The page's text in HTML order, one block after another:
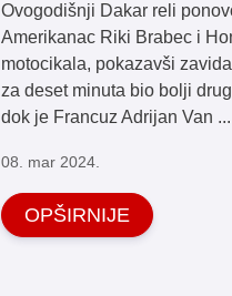
Ovogodišnji Dakar reli
Amerikanac Riki Brabec i
motocikala, pokazavši
za deset minuta bio bolji
dok je Francuz Adrijan Van ...
08. mar 2024.
OPŠIRNIJE